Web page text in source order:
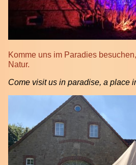
Komme uns im Paradies
Natur.
Come visit us in paradise, a place